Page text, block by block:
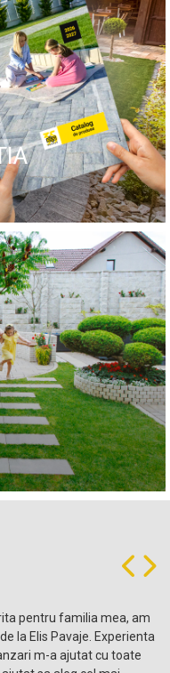
pentru familia mea, am
la Elis Pavaje. Experienta
m-a ajutat cu toate